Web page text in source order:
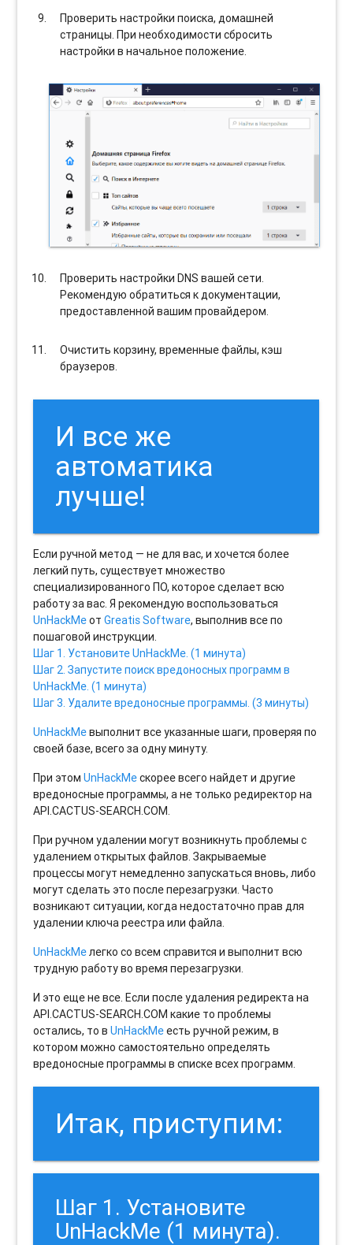
Проверить настройки поиска, домашней
страницы. При необходимости сбросить
настройки в начальное положение.
Проверить настройки DNS вашей сети.
Рекомендую обратиться к документации,
предоставленной вашим провайдером.
Очистить корзину, временные файлы, кэш
браузеров.
И все же
автоматика
лучше!
Если ручной метод — не для вас, и хочется более
легкий путь, существует множество
специализированного ПО, которое сделает всю
работу за вас. Я рекомендую воспользоваться
UnHackMeотGreatis Software, выполнив все по
пошаговой инструкции.
Шаг 1. Установите UnHackMe. (1 минута)
Шаг 2. Запустите поиск вредоносных программ в
UnHackMe. (1 минута)
Шаг 3. Удалите вредоносные программы. (3 минуты)
UnHackMeвыполнит все указанные шаги, проверяя по
своей базе, всего за одну минуту.
При этомUnHackMeскорее всего найдет и другие
вредоносные программы, а не только редиректор на
API.CACTUS-SEARCH.COM.
При ручном удалении могут возникнуть проблемы с
удалением открытых файлов. Закрываемые
процессы могут немедленно запускаться вновь, либо
могут сделать это после перезагрузки. Часто
возникают ситуации, когда недостаточно прав для
удалении ключа реестра или файла.
UnHackMeлегко со всем справится и выполнит всю
трудную работу во время перезагрузки.
И это еще не все. Если после удаления редиректа на
API.CACTUS-SEARCH.COM какие то проблемы
остались, то вUnHackMeесть ручной режим, в
котором можно самостоятельно определять
вредоносные программы в списке всех программ.
Итак, приступим:
Шаг 1. Установите
UnHackMe (1 минута).